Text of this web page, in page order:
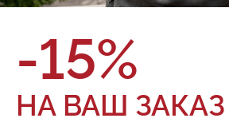
Поделиться:
-15%
НА ВАШ ЗАКАЗ